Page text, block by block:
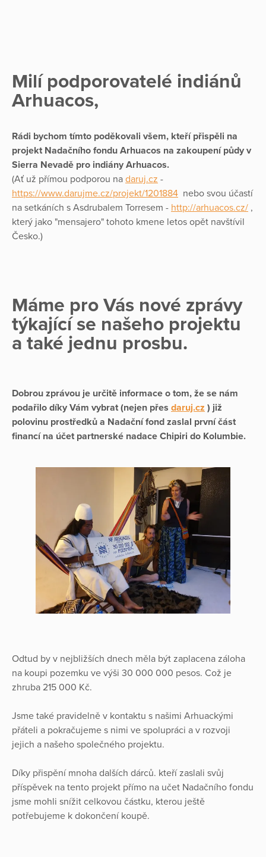
Milí podporovatelé indiánů
Arhuacos,
Rádi bychom tímto poděkovali všem, kteří přispěli na
projekt Nadačního fondu Arhuacos na zakoupení půdy v
Sierra Nevadě pro indiány Arhuacos.
(Ať už přímou podporou na daruj.cz -
https://www.darujme.cz/projekt/1201884 nebo svou účastí
na setkáních s Asdrubalem Torresem - http://arhuacos.cz/ ,
který jako "mensajero" tohoto kmene letos opět navštívil
Česko.)
Máme pro Vás nové zprávy
týkající se našeho projektu
a také jednu prosbu.
Dobrou zprávou je určitě informace o tom, že se nám
podařilo díky Vám vybrat (nejen přes daruj.cz ) již
polovinu prostředků a Nadační fond zaslal první část
financí na účet partnerské nadace Chipiri do Kolumbie.
Odtud by v nejbližších dnech měla být zaplacena záloha
na koupi pozemku ve výši 30 000 000 pesos. Což je
zhruba 215 000 Kč.
Jsme také pravidelně v kontaktu s našimi Arhuackými
přáteli a pokračujeme s nimi ve spolupráci a v rozvoji
jejich a našeho společného projektu.
Díky přispění mnoha dalších dárců. kteří zaslali svůj
příspěvek na tento projekt přímo na učet Nadačního fondu
jsme mohli snížit celkovou částku, kterou ještě
potřebujeme k dokončení koupě.